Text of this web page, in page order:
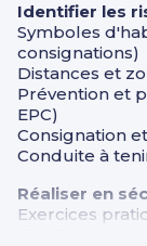
Identifier les
Symboles
consignations)
Distances et
Prévention et
EPC)
Consignation
Conduite à
Réaliser en
Exercices
des